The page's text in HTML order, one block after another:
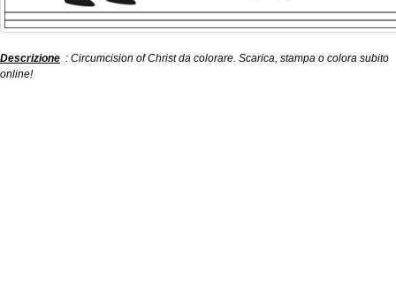
Descrizione : Circumcision of Christ da colorare. Scarica, stampa o colora subito
online!